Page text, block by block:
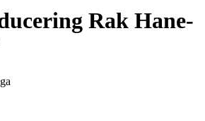
Rak Hane-